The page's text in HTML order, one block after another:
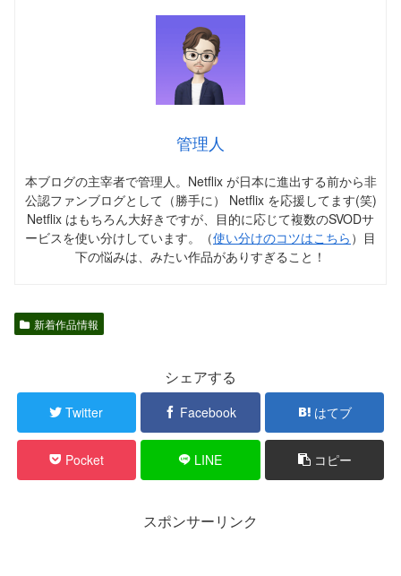
管理人
本ブログの主宰者で管理人。Netflix が日本に進出する前から非
公認ファンブログとして（勝手に） Netflix を応援してます(笑)
Netflix はもちろん大好きですが、目的に応じて複数のSVODサ
ービスを使い分けしています。（使い分けのコツはこちら ）目
下の悩みは、みたい作品がありすぎること！
新着作品情報
シェアする
Twitter Facebook はてブ
Pocket LINE コピー
スポンサーリンク